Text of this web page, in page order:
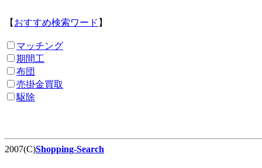
【 おすすめ検索ワード 】
マッチング
期間工
布団
売掛金買取
駆除
2007(C)Shopping-Search